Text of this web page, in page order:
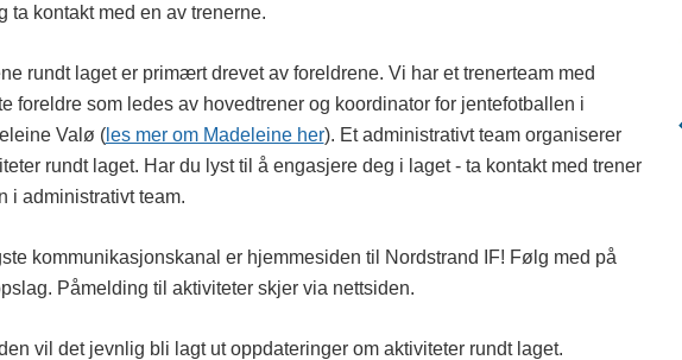
ta kontakt med en av trenerne.
rundt laget er primært drevet av foreldrene. Vi har et trenerteam med
foreldre som ledes av hovedtrener og koordinator for jentefotballen i
Valø (les mer om Madeleine her). Et administrativt team organiserer
rundt laget. Har du lyst til å engasjere deg i laget - ta kontakt med trener
i administrativt team.
kommunikasjonskanal er hjemmesiden til Nordstrand IF! Følg med på
Påmelding til aktiviteter skjer via nettsiden.
vil det jevnlig bli lagt ut oppdateringer om aktiviteter rundt laget.